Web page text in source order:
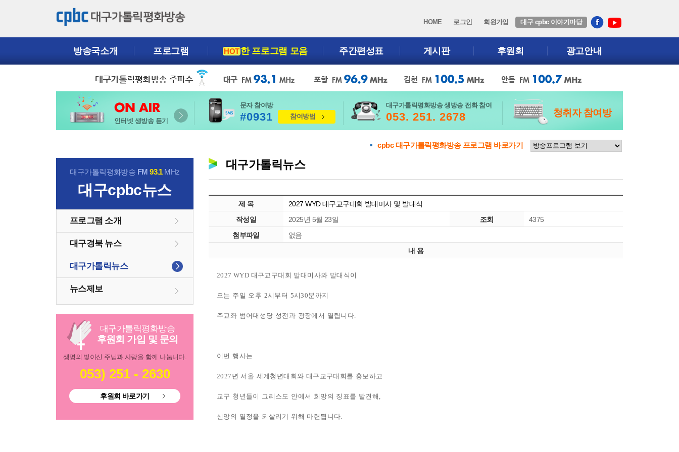
HOME 로그인 회원가입 대구 cpbc 이야기마당
방송국소개 프로그램 HOT한 프로그램 모음 주간편성표 게시판 후원회 광고안내
인터넷 생방송 듣기
문자 참여방
#0931 참여방법
대구가톨릭평화방송 생방송 전화 참여
053. 251. 2678 청취자 참여방
cpbc 대구가톨릭평화방송 프로그램 바로가기
대구가톨릭평화방송 FM93.1MHz
대구cpbc뉴스
프로그램 소개
대구경북 뉴스
대구가톨릭뉴스
뉴스제보
대구가톨릭평화방송
후원회 가입 및 문의
생명의 빛이신 주님과 사랑을 함께 나눕니다.
053) 251 - 2630
후원회 바로가기
대구가톨릭뉴스
제 목
2027 WYD 대구교구대회 발대미사 및 발대식
작성일
2025년 5월 23일 조회
4375
첨부파일
없음
내 용
2027 WYD 대구교구대회 발대미사와 발대식이
오는 주일 오후 2시부터 5시30분까지
주교좌 범어대성당 성전과 광장에서 열립니다.
이번 행사는
2027 년 서울 세계청년대회와 대구교구대회를 홍보하고
교구 청년들이 그리스도 안에서 희망의 징표를 발견해 ,
신앙의 열정을 되살리기 위해 마련됩니다.